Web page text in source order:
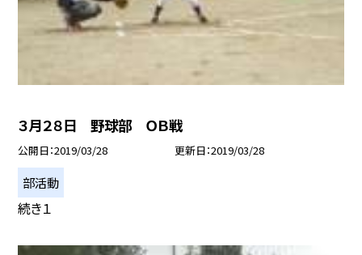
３月２８日 野球部 ＯＢ戦
公開日 2019/03/28 更新日 2019/03/28
部活動
続き１